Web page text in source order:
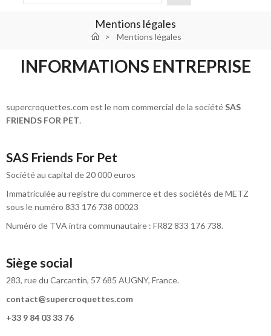
Mentions légales
Mentions légales
INFORMATIONS ENTREPRISE
supercroquettes.com est le nom commercial de la sociétéSAS
FRIENDS FOR PET.
SAS Friends For Pet
Société au capital de 20 000 euros
Immatriculée au registre du commerce et des sociétés de METZ
sous le numéro 833 176 738 00023
Numéro de TVA intra communautaire : FR82 833 176 738.
Siège social
283, rue du Carcantin, 57 685 AUGNY, France.
contact@supercroquettes.com
+33 9 84 03 33 76